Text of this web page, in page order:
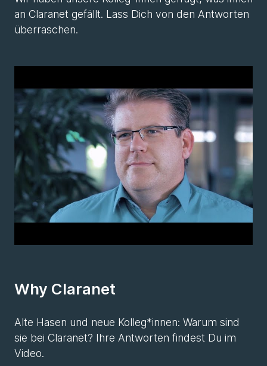
an Claranet gefällt. Lass Dich von den Antworten
überraschen.
Why Claranet
Alte Hasen und neue Kolleg*innen: Warum sind
sie bei Claranet? Ihre Antworten findest Du im
Video.